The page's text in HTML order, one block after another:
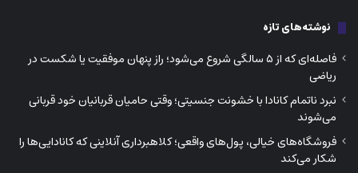
نوشته‌های تازه
فاصله‌ای که از ۵ سالگی شروع می‌شود؛ راز پنهان موفقیت یا شکست در
ریاضی
نبرد ناتمام کانادا با خشونت جنسیتی؛ وقتی حامیان قربانیان خود قربانی
می‌شوند
فروشگاه‌های خیالی، پول‌های واقعی؛ کلاهبرداری آنلاینی که کانادایی‌ها را
شکار می‌کند